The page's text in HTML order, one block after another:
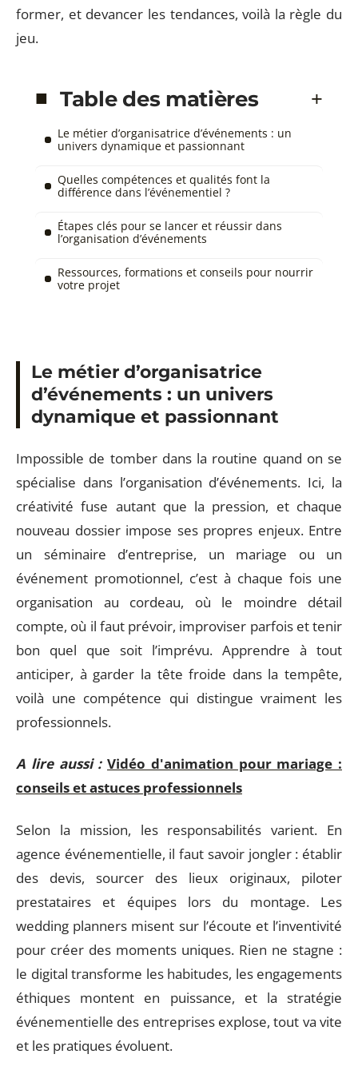
former, et devancer les tendances, voilà la règle du
jeu.
Table des matières
Le métier d’organisatrice d’événements : un
univers dynamique et passionnant
Quelles compétences et qualités font la
différence dans l’événementiel ?
Étapes clés pour se lancer et réussir dans
l’organisation d’événements
Ressources, formations et conseils pour nourrir
votre projet
Le métier d’organisatrice
d’événements : un univers
dynamique et passionnant
Impossible de tomber dans la routine quand on se
spécialise dans l’organisation d’événements. Ici, la
créativité fuse autant que la pression, et chaque
nouveau dossier impose ses propres enjeux. Entre
un séminaire d’entreprise, un mariage ou un
événement promotionnel, c’est à chaque fois une
organisation au cordeau, où le moindre détail
compte, où il faut prévoir, improviser parfois et tenir
bon quel que soit l’imprévu. Apprendre à tout
anticiper, à garder la tête froide dans la tempête,
voilà une compétence qui distingue vraiment les
professionnels.
A lire aussi : Vidéo d'animation pour mariage :
conseils et astuces professionnels
Selon la mission, les responsabilités varient. En
agence événementielle, il faut savoir jongler : établir
des devis, sourcer des lieux originaux, piloter
prestataires et équipes lors du montage. Les
wedding planners misent sur l’écoute et l’inventivité
pour créer des moments uniques. Rien ne stagne :
le digital transforme les habitudes, les engagements
éthiques montent en puissance, et la stratégie
événementielle des entreprises explose, tout va vite
et les pratiques évoluent.